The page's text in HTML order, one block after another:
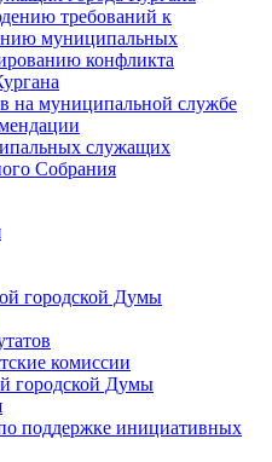
требований к
муниципальных
конфликта
на муниципальной службе
служащих
Cобрания
городской Думы
комиссии
городской Думы
поддержке инициативных